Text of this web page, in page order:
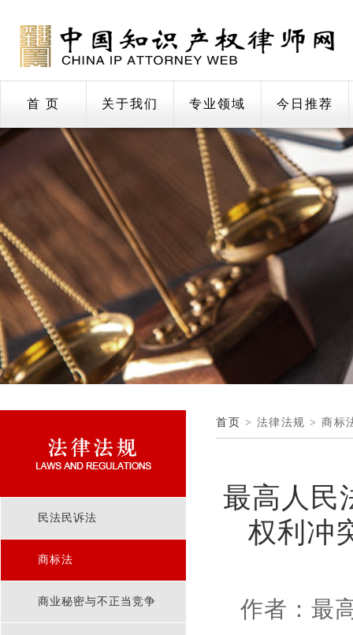
首 页 关于我们 专业领域 今日推荐
民法民诉法
商标法
商业秘密与不正当竞争
首页 > 法律法规 > 商标
最高人民
权利冲
作者：最